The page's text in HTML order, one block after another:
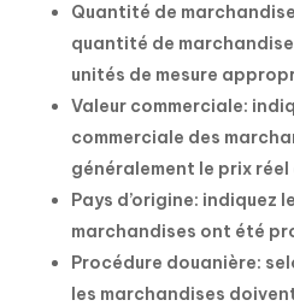
Quantité de
quantité de
unités de mesure
Valeur commerciale:
commerciale des
généralement le prix réel
Pays d’origine: indiquez
marchandises ont été
Procédure douanière:
les marchandises